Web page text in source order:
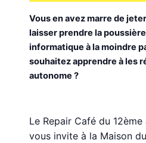
Vous en avez marre de
laisser prendre la
informatique à la moindre
souhaitez apprendre à les
autonome ?
Le Repair Café du
vous invite à la Maison